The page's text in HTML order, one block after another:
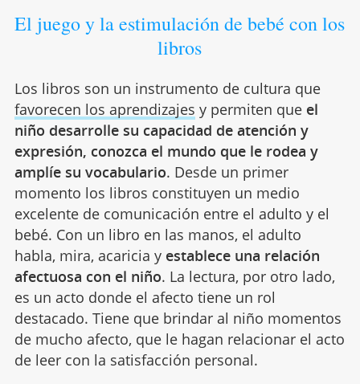
El juego y la estimulación de bebé con los
libros
Los libros son un instrumento de cultura que
favorecen los aprendizajes y permiten que el
niño desarrolle su capacidad de atención y
expresión, conozca el mundo que le rodea y
amplíe su vocabulario. Desde un primer
momento los libros constituyen un medio
excelente de comunicación entre el adulto y el
bebé. Con un libro en las manos, el adulto
habla, mira, acaricia y establece una relación
afectuosa con el niño. La lectura, por otro lado,
es un acto donde el afecto tiene un rol
destacado. Tiene que brindar al niño momentos
de mucho afecto, que le hagan relacionar el acto
de leer con la satisfacción personal.